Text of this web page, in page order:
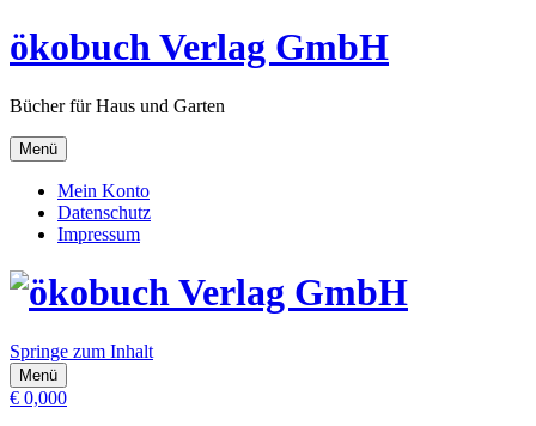
ökobuch Verlag GmbH
Bücher für Haus und Garten
Menü
Mein Konto
Datenschutz
Impressum
Springe zum Inhalt
Menü
€ 0,000